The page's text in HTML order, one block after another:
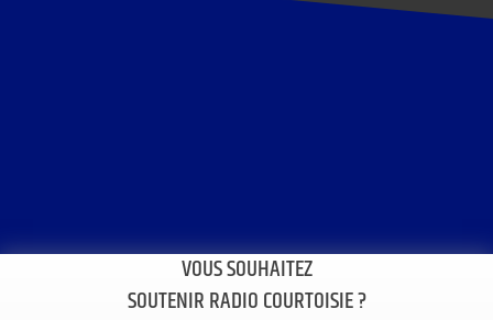
VOUS SOUHAITEZ
SOUTENIR RADIO COURTOISIE ?